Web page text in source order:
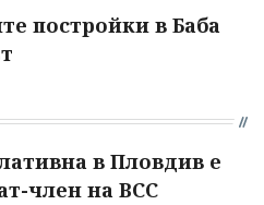
постройки в Баба
в Пловдив е
член на ВСС